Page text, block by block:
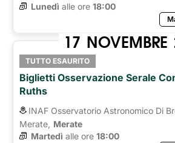
Lunedì alle ore 18:00
17 NOVEMBRE
TUTTO ESAURITO
Biglietti Osservazione Serale
Ruths
INAF Osservatorio Astronomico Di
Merate, Merate
Martedì alle ore 18:00